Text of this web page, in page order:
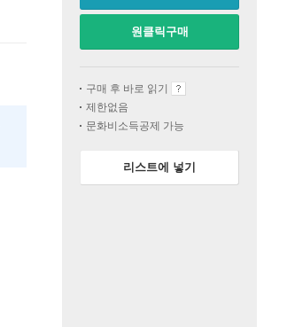
원클릭구매
구매 후 바로 읽기
제한없음
문화비소득공제 가능
리스트에 넣기